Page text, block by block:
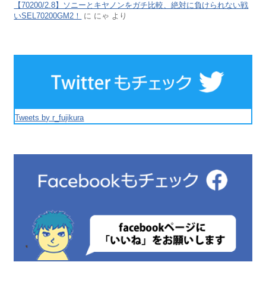
【70200/2.8】ソニーとキヤノンをガチ比較、絶対に負けられない戦
いSEL70200GM2！
に にゃ より
Tweets by r_fujikura